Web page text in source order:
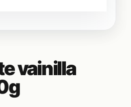
vainilla